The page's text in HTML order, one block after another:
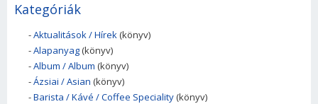
Kategóriák
-Aktualitások / Hírek (könyv)
-Alapanyag (könyv)
-Album / Album (könyv)
-Ázsiai / Asian (könyv)
-Barista / Kávé / Coffee Speciality (könyv)